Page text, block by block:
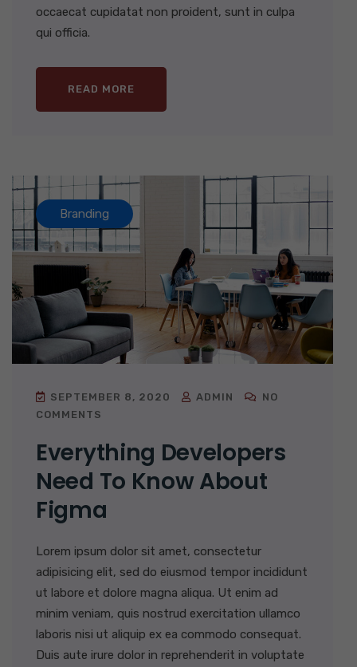
occaecat cupidatat non proident, sunt in culpa
qui officia.
READ MORE
Branding
SEPTEMBER 8, 2020 ADMIN
NO
COMMENTS
Everything Developers
Need To Know About
Figma
Lorem ipsum dolor sit amet, consectetur
adipisicing elit, sed do eiusmod tempor incididunt
ut labore et dolore magna aliqua. Ut enim ad
minim veniam, quis nostrud exercitation ullamco
laboris nisi ut aliquip ex ea commodo consequat.
Duis aute irure dolor in reprehenderit in voluptate